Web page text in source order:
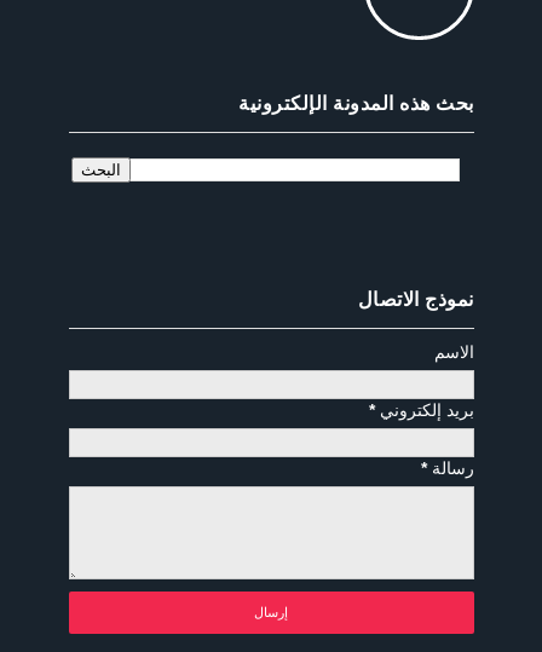
بحث هذه المدونة الإلكترونية
نموذج الاتصال
الاسم
بريد إلكتروني*
رسالة*